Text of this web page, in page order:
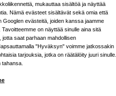
asunnon vuokraamista,
Apua saat kuntasi talous- ja
sivulta
kkv.fi (avautuu uuteen
mukauttaa sisältöä ja näyttää
Nämä evästeet sisältävät sekä omia että
Googlen evästeitä, joiden kanssa jaamme
on näyttää sinulle aina sitä
jotta saat parhaan mahdollisen
"Hyväksyn" voimme jatkossakin
tarjouksia, jotka on räätälöity juuri
tahansa.